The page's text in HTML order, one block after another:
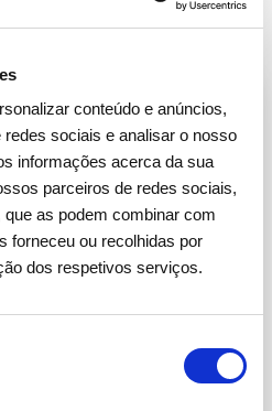
conteúdo e anúncios,
sociais e analisar o nosso
informações acerca da sua
parceiros de redes sociais,
as podem combinar com
forneceu ou recolhidas por
dos respetivos serviços.
infraestruturas de gás,
concretiza
do consumo